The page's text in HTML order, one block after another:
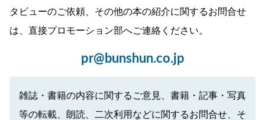
タビューのご依頼、その他の本の紹介に関するお問合せ
は、直接プロモーション部へご連絡ください。
pr@bunshun.co.jp
雑誌・書籍の内容に関するご意見、書籍・記事・写真
等の転載、朗読、二次利用などに関するお問合せ、そ